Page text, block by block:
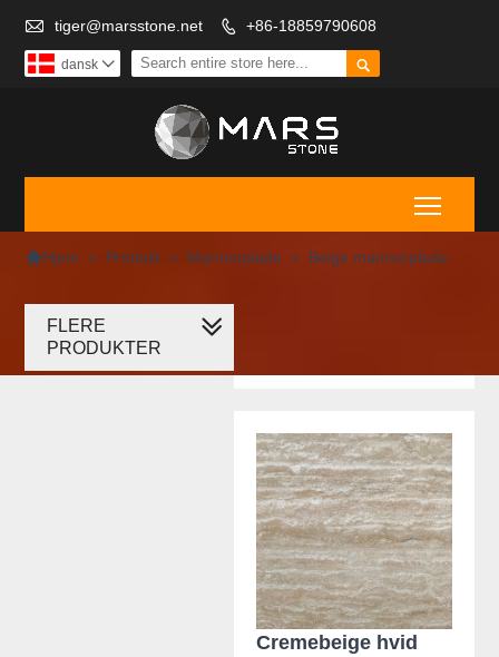
 tiger@marsstone.net  +86-18859790608

dansk 
Hjem > Produkt > Marmorplade > Beige marmorplade
Cremebeige hvid
FLERE
PRODUKTER